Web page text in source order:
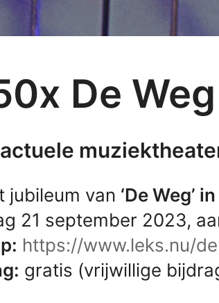
De Weg
jubileum van ‘De Weg’
21 september 2023,
https://www.leks.nu/
gratis (vrijwillige